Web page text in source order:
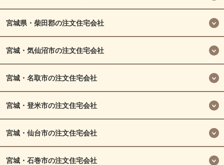
宮城県・柴田郡の注文住宅会社
宮城・気仙沼市の注文住宅会社
宮城・名取市の注文住宅会社
宮城・登米市の注文住宅会社
宮城・仙台市の注文住宅会社
宮城・石巻市の注文住宅会社